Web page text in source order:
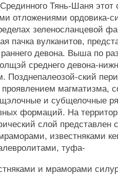
Тянь-Шаня
отложениями ордовика-
зеленосланцевой
пачка вулканитов,
девона. Выша по
среднего девона-
Позднепалеозой-ский
магматизма,
щэлочные и субщелочные
формаций. На
слой представлен
известняками
туфа-
и мраморами